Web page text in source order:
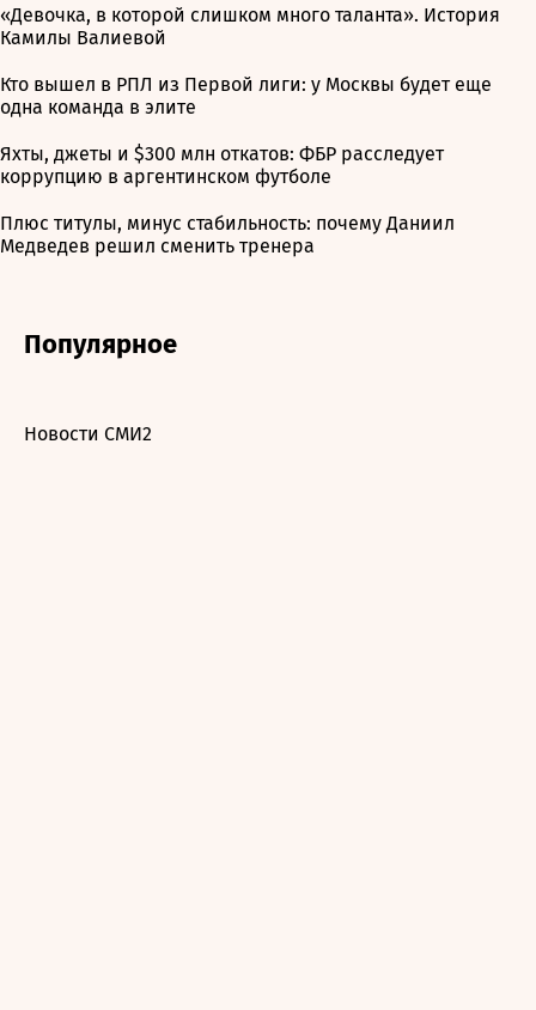
«Девочка, в которой слишком много таланта». История
Камилы Валиевой
Кто вышел в РПЛ из Первой лиги: у Москвы будет еще
одна команда в элите
Яхты, джеты и $300 млн откатов: ФБР расследует
коррупцию в аргентинском футболе
Плюс титулы, минус стабильность: почему Даниил
Медведев решил сменить тренера
Популярное
Новости СМИ2